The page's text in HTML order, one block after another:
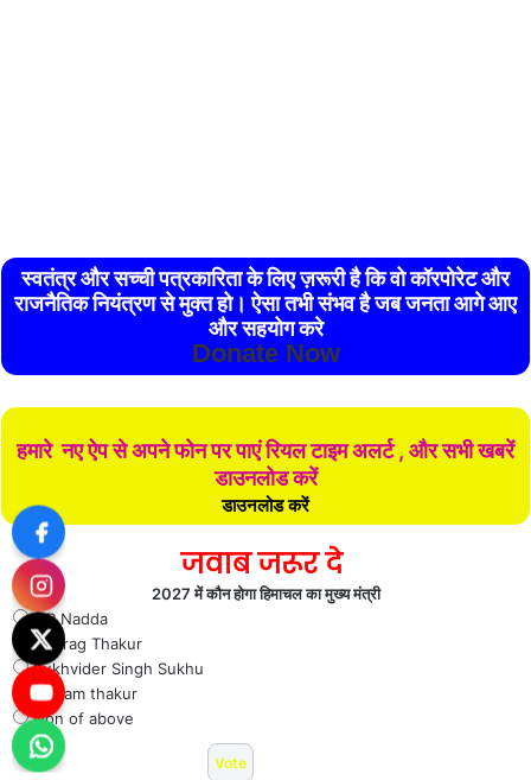
स्वतंत्र और सच्ची पत्रकारिता के लिए ज़रूरी है कि वो कॉरपोरेट और
राजनैतिक नियंत्रण से मुक्त हो। ऐसा तभी संभव है जब जनता आगे आए
और सहयोग करे
Donate Now
हमारे नए ऐप से अपने फोन पर पाएं रियल टाइम अलर्ट , और सभी खबरें
डाउनलोड करें
डाउनलोड करें
जवाब जरूर दे
2027 में कौन होगा हिमाचल का मुख्य मंत्री
J P Nadda
Anurag Thakur
Sukhvider Singh Sukhu
Jai ram thakur
Non of above